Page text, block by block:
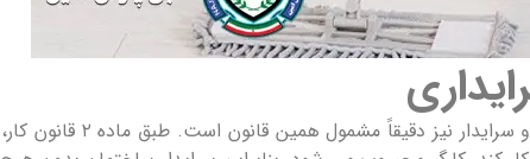
قانون کار رابطه بین کارگر و کارفرما را مشخص می کند و سرایدار نیز دقیقاً مشمول همین قانون است. طبق ماده ۲ قانون کار،